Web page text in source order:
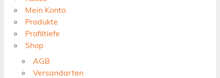
Mein Konto
Produkte
Profiltiefe
Shop
AGB
Versandarten